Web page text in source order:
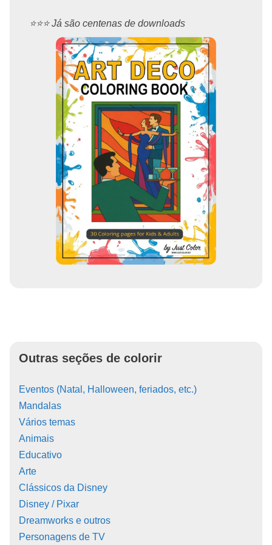
⭐️⭐️⭐️ Já são centenas de downloads
Outras seções de colorir
Eventos (Natal, Halloween, feriados, etc.)
Mandalas
Vários temas
Animais
Educativo
Arte
Clássicos da Disney
Disney / Pixar
Dreamworks e outros
Personagens de TV